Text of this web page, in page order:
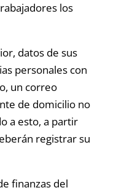
los
datos de sus
personales con
un correo
de domicilio no
a esto, a partir
registrar su
finanzas del